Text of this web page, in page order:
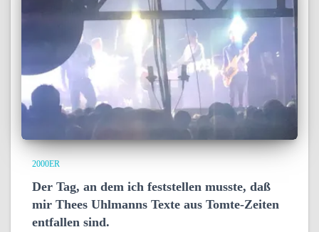
2000ER
Der Tag, an dem ich feststellen musste, daß
mir Thees Uhlmanns Texte aus Tomte-Zeiten
entfallen sind.